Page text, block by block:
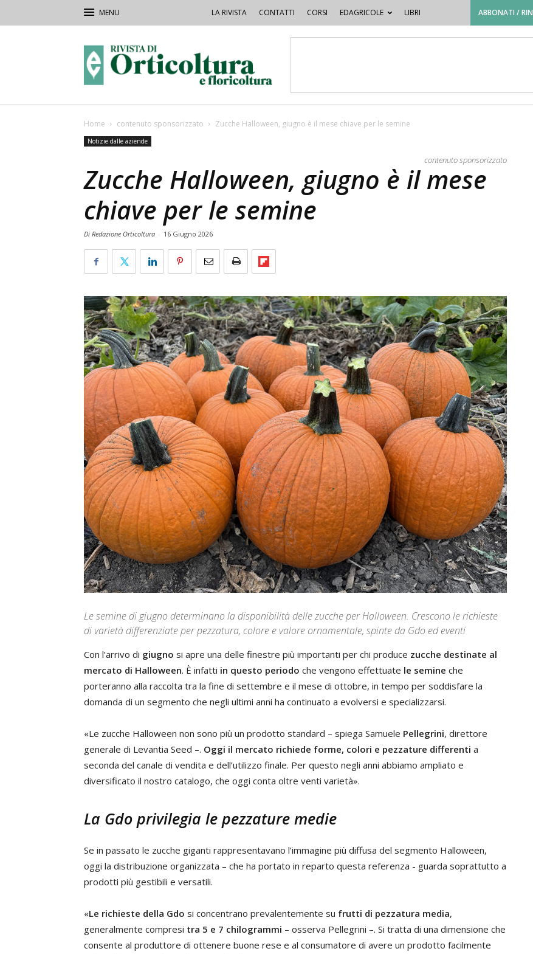
LA RIVISTA CONTATTI CORSI EDAGRICOLE LIBRI ABBONATI /
Orticoltura
Home contenuto sponsorizzato Zucche Halloween, giugno è il mese chiave per le semine
Notizie dalle aziende
contenuto sponsorizzato
Zucche Halloween, giugno è il mese
chiave per le semine
Di Redazione Orticoltura - 16 Giugno 2026
Le semine di giugno determinano la disponibilità delle zucche per Halloween. Crescono le richieste
di varietà differenziate per pezzatura, colore e valore ornamentale, spinte da Gdo ed eventi
Con l’arrivo di giugno si apre una delle finestre più importanti per chi produce zucche destinate al
mercato di Halloween. È infatti in questo periodo che vengono effettuate le semine che
porteranno alla raccolta tra la fine di settembre e il mese di ottobre, in tempo per soddisfare la
domanda di un segmento che negli ultimi anni ha continuato a evolversi e specializzarsi.
«Le zucche Halloween non sono più un prodotto standard – spiega Samuele Pellegrini, direttore
generale di Levantia Seed –. Oggi il mercato richiede forme, colori e pezzature differenti a
seconda del canale di vendita e dell’utilizzo finale. Per questo negli anni abbiamo ampliato e
diversificato il nostro catalogo, che oggi conta oltre venti varietà».
La Gdo privilegia le pezzature medie
Se in passato le zucche giganti rappresentavano l’immagine più diffusa del segmento Halloween,
oggi la distribuzione organizzata – che ha portato in reparto questa referenza - guarda soprattutto a
prodotti più gestibili e versatili.
«Le richieste della Gdo si concentrano prevalentemente su frutti di pezzatura media,
generalmente compresi tra 5 e 7 chilogrammi – osserva Pellegrini –. Si tratta di una dimensione che
consente al produttore di ottenere buone rese e al consumatore di avere un prodotto facilmente